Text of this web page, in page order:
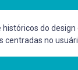
do
centradas no